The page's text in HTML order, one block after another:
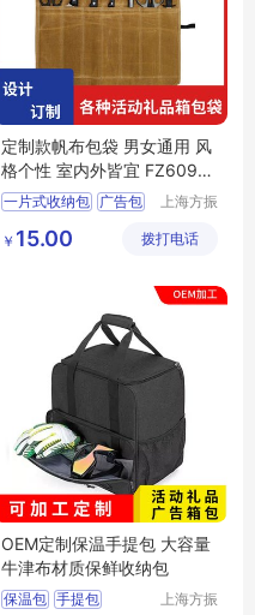
定制款帆布包袋 男女通用 风
格个性 室内外皆宜 FZ60922
0525459型号
一片式收纳包 广告包
上海方振
有限公司
￥ 15.00 拨打电话
OEM定制保温手提包 大容量
牛津布材质保鲜收纳包
保温包 手提包
上海方振